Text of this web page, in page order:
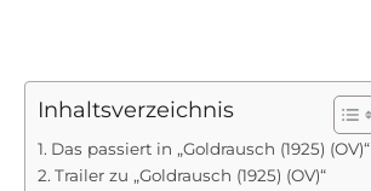
Inhaltsverzeichnis
Das passiert in „Goldrausch (1925) (OV)“
Trailer zu „Goldrausch (1925) (OV)“